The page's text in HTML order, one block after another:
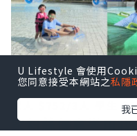
➖️➖️➖️ 🌍Trip.com 香港
成人 $752/3人
學生
家粉絲優惠🌟用
U Lifestyle 會使用
您同意接受本網站之私隱
我